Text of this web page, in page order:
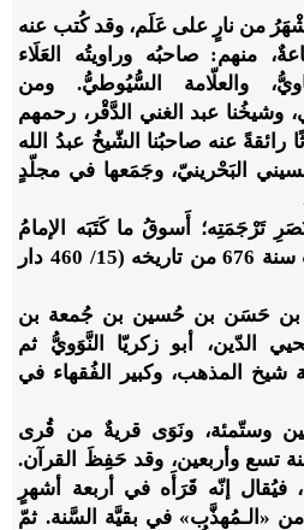
من نارٍ على عَلَم، وقد كُتب عنه
منهم: صاحبُه وراويتُه العَلَاء
والعلّامة السُّيُوطيُّ. ومن
وشيخُنا عبد الغني الدَّقْر، رحمهم
رائقةً عنه صاحبُنا الشّيخُ عبدُ الله
البَحْرينيّ، وجَمَعها في مجلّدٍ
تَرْجَمَتِه؛ أَسوقُ ما كَتَبَه الإمامُ
الحافظُ ابنُ كَثيرٍ في وفيات سنة 676 من تاريخه (15/ 460 دار
حَسَن بن حُسين بن جُمعة بن
الدّين، أبو زكريّا النَّوَويُّ ثم
شيخ المذهب، وكبير الفُقهاء في
وستّمئة، ونَوَى قريةٌ من قُرى
تسع وأربعين، وقد حَفِظَ القرآن.
فيُقال إنّه قَرَأَه في أربعة أشهرٍ
«الـمُهذَّب» في بقيَّة السَّنة. ثمّ